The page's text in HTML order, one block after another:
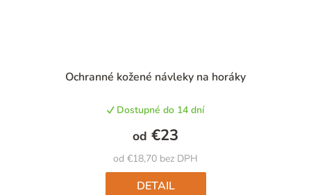
Ochranné kožené návleky na horáky
Dostupné do 14 dní
od €18,70 bez DPH
od €23
DETAIL